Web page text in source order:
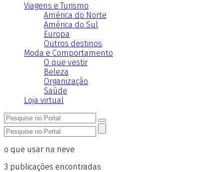
Viagens e Turismo
América do Norte
América do Sul
Europa
Outros destinos
Moda e Comportamento
O que vestir
Beleza
Organização
Saúde
Loja virtual
o que usar na neve
3 publicações encontradas